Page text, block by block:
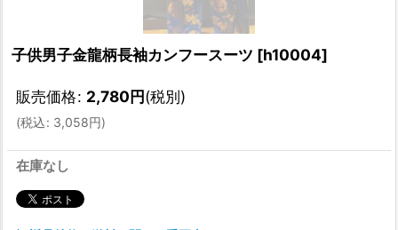
子供男子金龍柄長袖カンフースーツ [h10004]
販売価格: 2,780円(税別)
(税込: 3,058円)
在庫なし